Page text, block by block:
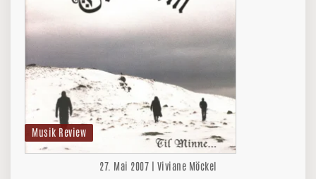
Musik Review
27. Mai 2007 | Viviane Möckel